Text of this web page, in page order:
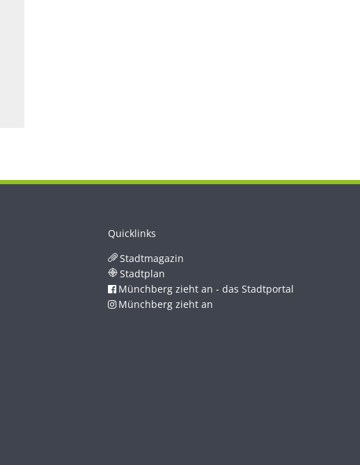
Quicklinks
Stadtmagazin
Stadtplan
Münchberg zieht an - das Stadtportal
Münchberg zieht an